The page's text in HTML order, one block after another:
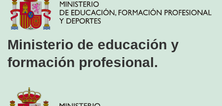
Ministerio de educación y
formación profesional.